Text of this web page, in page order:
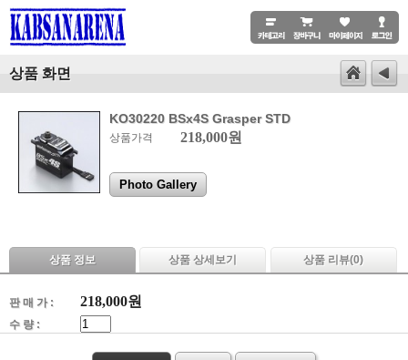
상품 화면
KO30220 BSx4S Grasper STD
상품가격 218,000원
Photo Gallery
상품 정보 상품 상세보기 상품 리뷰(0)
판 매 가 : 218,000원
수 량 :